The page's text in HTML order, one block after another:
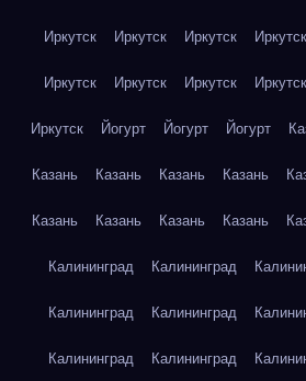
Иркутск Иркутск Иркутск Иркутск
Иркутск Иркутск Иркутск Иркутск
Иркутск Йогурт Йогурт Йогурт
Казань Казань Казань Казань
Казань Казань Казань Казань
Калининград Калининград
Калининград Калининград
Калининград Калининград